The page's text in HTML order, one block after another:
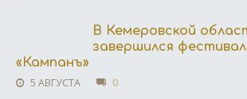
В Кемеровской
завершился
«Кампанъ»
5 АВГУСТА 0